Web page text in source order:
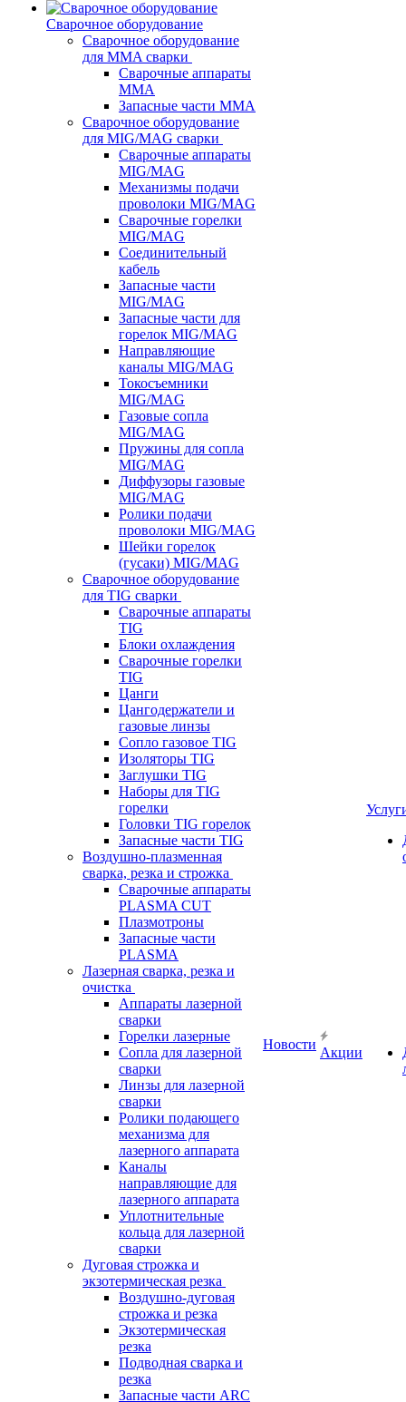
Сварочное оборудование
Сварочное оборудование
для MMA сварки
Сварочные аппараты
MMA
Запасные части MMA
Сварочное оборудование
для MIG/MAG сварки
Сварочные аппараты
MIG/MAG
Механизмы подачи
проволоки MIG/MAG
Сварочные горелки
MIG/MAG
Соединительный
кабель
Запасные части
MIG/MAG
Запасные части для
горелок MIG/MAG
Направляющие
каналы MIG/MAG
Токосъемники
MIG/MAG
Газовые сопла
MIG/MAG
Пружины для сопла
MIG/MAG
Диффузоры газовые
MIG/MAG
Ролики подачи
проволоки MIG/MAG
Шейки горелок
(гусаки) MIG/MAG
Сварочное оборудование
для TIG сварки
Сварочные аппараты
TIG
Блоки охлаждения
Сварочные горелки
TIG
Цанги
Цангодержатели и
газовые линзы
Сопло газовое TIG
Изоляторы TIG
Заглушки TIG
Наборы для TIG
горелки
Головки TIG горелок
Запасные части TIG
Воздушно-плазменная
сварка, резка и строжка
Сварочные аппараты
PLASMA CUT
Плазмотроны
Запасные части
PLASMA
Лазерная сварка, резка и
очистка
Аппараты лазерной
сварки
Горелки лазерные
Сопла для лазерной
сварки
Линзы для лазерной
сварки
Ролики подающего
механизма для
лазерного аппарата
Каналы
направляющие для
лазерного аппарата
Уплотнительные
кольца для лазерной
сварки
Дуговая строжка и
экзотермическая резка
Воздушно-дуговая
строжка и резка
Экзотермическая
резка
Подводная сварка и
резка
Запасные части ARC
Новости
Акции